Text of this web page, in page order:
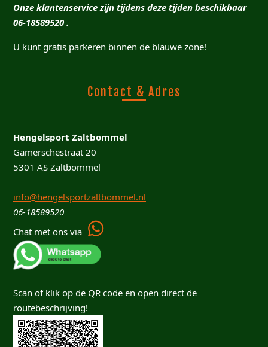
Onze klantenservice zijn tijdens deze tijden beschikbaar
06-18589520 .
U kunt gratis parkeren binnen de blauwe zone!
Contact & Adres
Hengelsport Zaltbommel
Gamerschestraat 20
5301 AS Zaltbommel
info@hengelsportzaltbommel.nl
06-18589520
Chat met ons via
Scan of klik op de QR code en open direct de
routebeschrijving!